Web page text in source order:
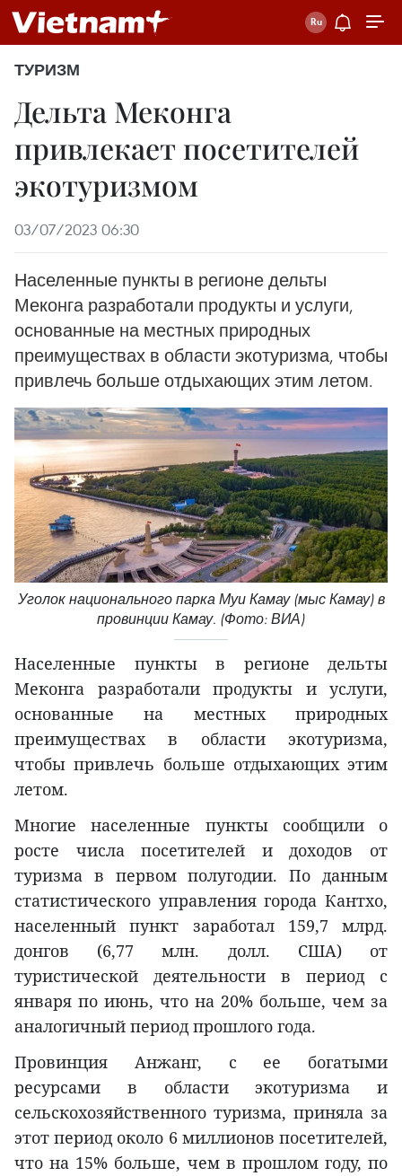
ТУРИЗМ
Дельта Меконга
привлекает посетителей
экотуризмом
03/07/2023 06:30
Населенные пункты в регионе дельты
Меконга разработали продукты и услуги,
основанные на местных природных
преимуществах в области экотуризма, чтобы
привлечь больше отдыхающих этим летом.
Уголок национального парка Муи Камау (мыс Камау) в
провинции Камау. (Фото: ВИА)
Населенные пункты в регионе дельты
Меконга разработали продукты и услуги,
основанные на местных природных
преимуществах в области экотуризма,
чтобы привлечь больше отдыхающих этим
летом.
Многие населенные пункты сообщили о
росте числа посетителей и доходов от
туризма в первом полугодии. По данным
статистического управления города Кантхо,
населенный пункт заработал 159,7 млрд.
донгов (6,77 млн. долл. США) от
туристической деятельности в период с
января по июнь, что на 20% больше, чем за
аналогичный период прошлого года.
Провинция Анжанг, с ее богатыми
ресурсами в области экотуризма и
сельскохозяйственного туризма, приняла за
этот период около 6 миллионов посетителей,
что на 15% больше, чем в прошлом году, по